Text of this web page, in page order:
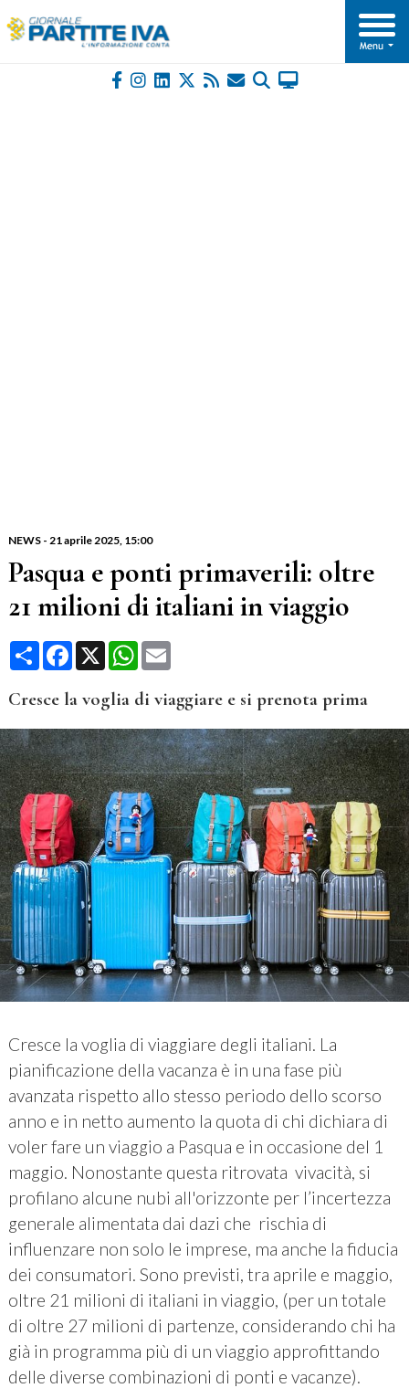
NEWS- 21 aprile 2025, 15:00
Pasqua e ponti primaverili: oltre
21 milioni di italiani in viaggio
CondividiFacebook
X WhatsApp
Email
Cresce la voglia di viaggiare e si prenota prima
Cresce la voglia di viaggiare degli italiani. La
pianificazione della vacanza è in una fase più
avanzata rispetto allo stesso periodo dello scorso
anno e in netto aumento la quota di chi dichiara di
voler fare un viaggio a Pasqua e in occasione del 1
maggio. Nonostante questa ritrovata vivacità, si
profilano alcune nubi all'orizzonte per l’incertezza
generale alimentata dai dazi che rischia di
influenzare non solo le imprese, ma anche la fiducia
dei consumatori. Sono previsti, tra aprile e maggio,
oltre 21 milioni di italiani in viaggio, (per un totale
di oltre 27 milioni di partenze, considerando chi ha
già in programma più di un viaggio approfittando
delle diverse combinazioni di ponti e vacanze).